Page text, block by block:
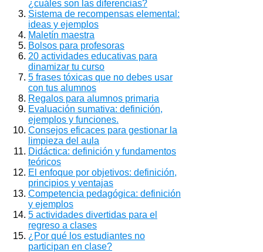
¿cuáles son las diferencias?
Sistema de recompensas elemental:
ideas y ejemplos
Maletín maestra
Bolsos para profesoras
20 actividades educativas para
dinamizar tu curso
5 frases tóxicas que no debes usar
con tus alumnos
Regalos para alumnos primaria
Evaluación sumativa: definición,
ejemplos y funciones.
Consejos eficaces para gestionar la
limpieza del aula
Didáctica: definición y fundamentos
teóricos
El enfoque por objetivos: definición,
principios y ventajas
Competencia pedagógica: definición
y ejemplos
5 actividades divertidas para el
regreso a clases
¿Por qué los estudiantes no
participan en clase?